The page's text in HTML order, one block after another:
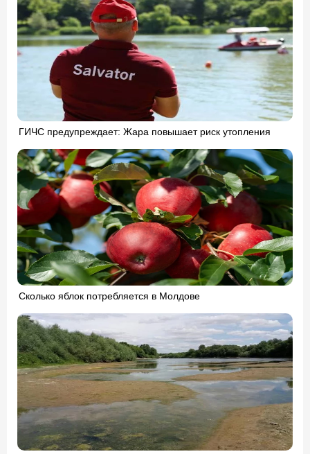
ГИЧС предупреждает: Жара повышает риск утопления
Сколько яблок потребляется в Молдове